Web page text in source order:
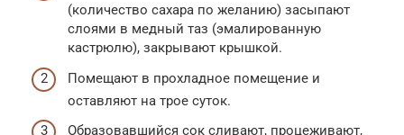
(количество сахара по желанию) засыпают
слоями в медный таз (эмалированную
кастрюлю), закрывают крышкой.
Помещают в прохладное помещение и
оставляют на трое суток.
Образовавшийся сок сливают, процеживают,